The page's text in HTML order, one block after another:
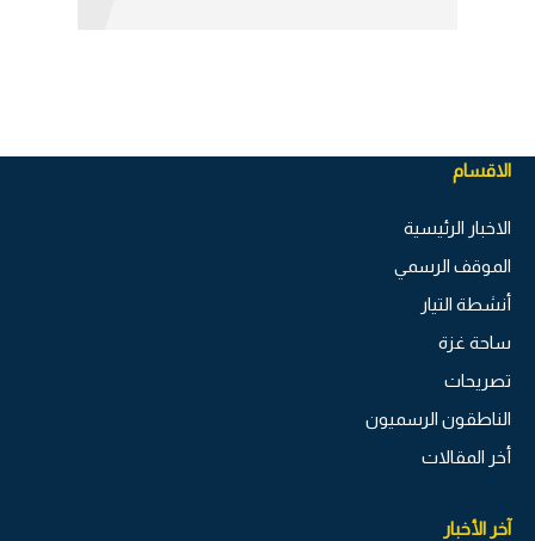
الاقسام
الاخبار الرئيسية
الموقف الرسمي
أنشطة التيار
ساحة غزة
تصريحات
الناطقون الرسميون
أخر المقالات
آخر الأخبار